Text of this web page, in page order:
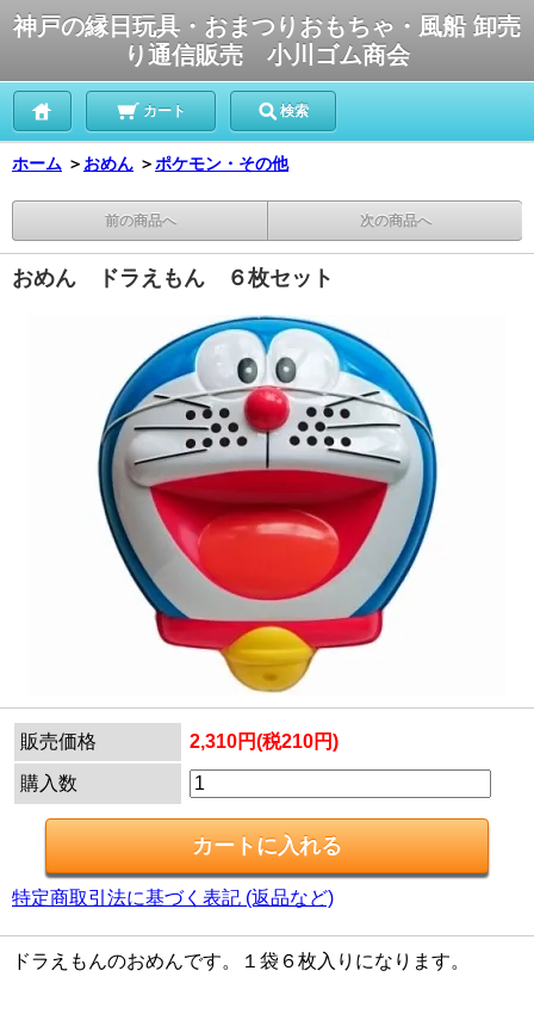
神戸の縁日玩具・おまつりおもちゃ・風船 卸売
り通信販売 小川ゴム商会
カート 検索
ホーム ＞ おめん ＞ポケモン・その他
前の商品へ 次の商品へ
おめん ドラえもん ６枚セット
販売価格 2,310円(税210円)
購入数
特定商取引法に基づく表記 (返品など)
ドラえもんのおめんです。１袋６枚入りになります。